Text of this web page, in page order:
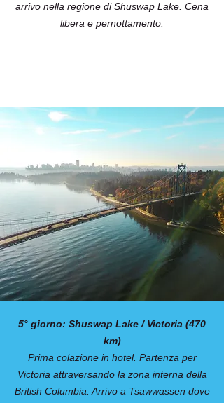
arrivo nella regione di Shuswap Lake. Cena
libera e pernottamento.
5° giorno: Shuswap Lake / Victoria (470
km)
Prima colazione in hotel. Partenza per
Victoria attraversando la zona interna della
British Columbia. Arrivo a Tsawwassen dove